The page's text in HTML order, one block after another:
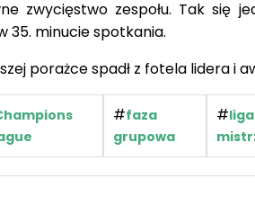
zwycięstwo zespołu. Tak się
35. minucie spotkania.
porażce spadł z fotela lidera i
#faza
grupowa
#liga